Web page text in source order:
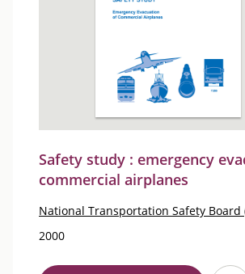
Safety study : emergency
commercial airplanes
National Transportation Safety Board
2000